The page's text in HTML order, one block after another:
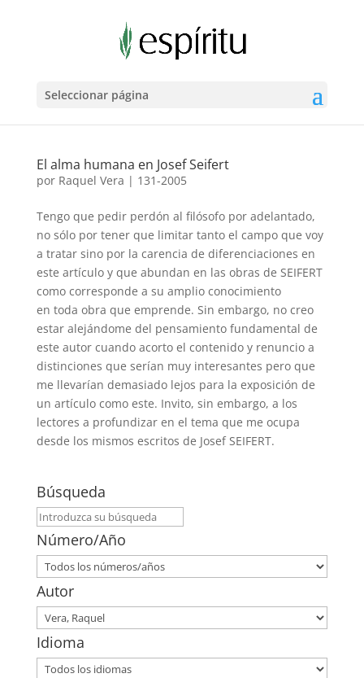
Seleccionar página
El alma humana en Josef Seifert
por Raquel Vera | 131-2005
Tengo que pedir perdón al filósofo por adelantado,
no sólo por tener que limitar tanto el campo que voy
a tratar sino por la carencia de diferenciaciones en
este artículo y que abundan en las obras de SEIFERT
como corresponde a su amplio conocimiento
en toda obra que emprende. Sin embargo, no creo
estar alejándome del pensamiento fundamental de
este autor cuando acorto el contenido y renuncio a
distinciones que serían muy interesantes pero que
me llevarían demasiado lejos para la exposición de
un artículo como este. Invito, sin embargo, a los
lectores a profundizar en el tema que me ocupa
desde los mismos escritos de Josef SEIFERT.
Búsqueda
Número/Año
Autor
Idioma